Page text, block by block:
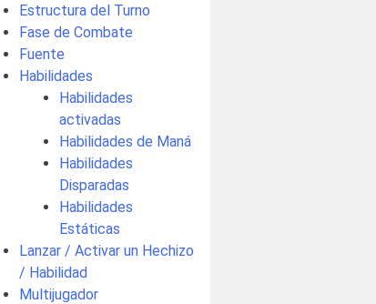
Estructura del Turno
Fase de Combate
Fuente
Habilidades
Habilidades
activadas
Habilidades de Maná
Habilidades
Disparadas
Habilidades
Estáticas
Lanzar / Activar un Hechizo
/ Habilidad
Multijugador